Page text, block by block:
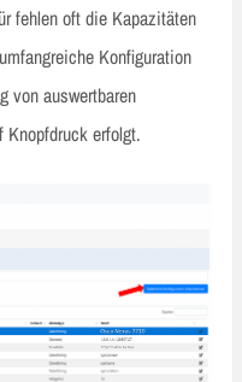
fehlen oft die Kapazitäten
Konfiguration
von auswertbaren
Knopfdruck erfolgt.